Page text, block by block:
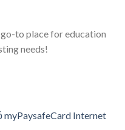
to place for education
needs!
myPaysafeCard Internet